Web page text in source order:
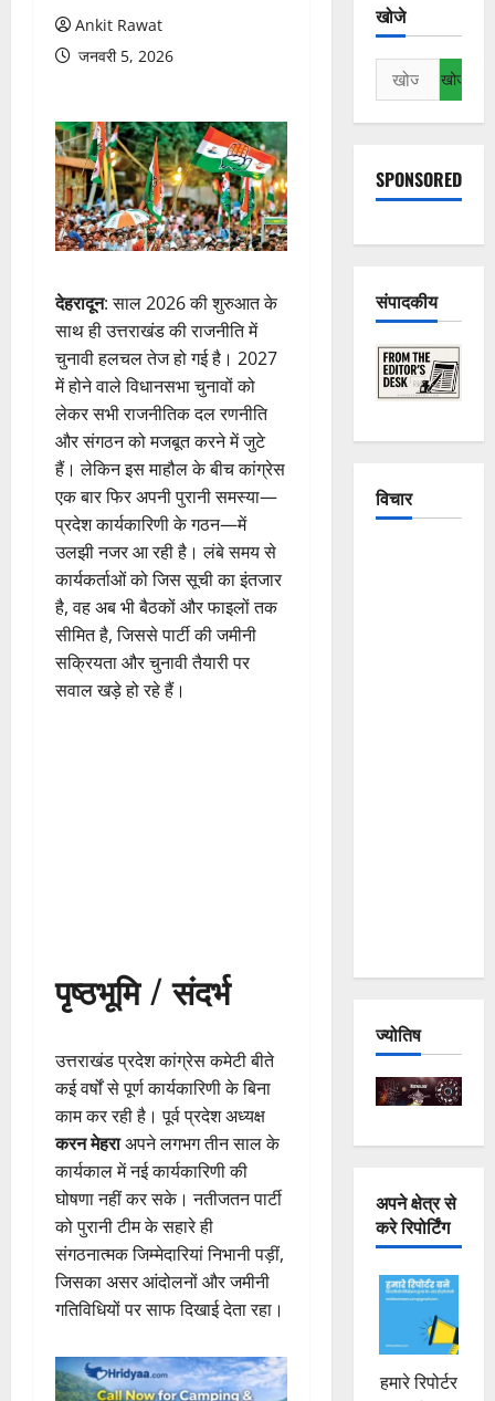
Ankit Rawat
जनवरी 5, 2026
देहरादून: साल 2026 की शुरुआत के
साथ ही उत्तराखंड की राजनीति में
चुनावी हलचल तेज हो गई है। 2027
में होने वाले विधानसभा चुनावों को
लेकर सभी राजनीतिक दल रणनीति
और संगठन को मजबूत करने में जुटे
हैं। लेकिन इस माहौल के बीच कांग्रेस
एक बार फिर अपनी पुरानी समस्या—
प्रदेश कार्यकारिणी के गठन—में
उलझी नजर आ रही है। लंबे समय से
कार्यकर्ताओं को जिस सूची का इंतजार
है, वह अब भी बैठकों और फाइलों तक
सीमित है, जिससे पार्टी की जमीनी
सक्रियता और चुनावी तैयारी पर
सवाल खड़े हो रहे हैं।
पृष्ठभूमि / संदर्भ
उत्तराखंड प्रदेश कांग्रेस कमेटी बीते
कई वर्षों से पूर्ण कार्यकारिणी के बिना
काम कर रही है। पूर्व प्रदेश अध्यक्ष
करन मेहराअपने लगभग तीन साल के
कार्यकाल में नई कार्यकारिणी की
घोषणा नहीं कर सके। नतीजतन पार्टी
को पुरानी टीम के सहारे ही
संगठनात्मक जिम्मेदारियां निभानी पड़ीं,
जिसका असर आंदोलनों और जमीनी
गतिविधियों पर साफ दिखाई देता रहा।
खोजे
निम्न
को
खोजें:
SPONSORED
संपादकीय
विचार
ज्योतिष
अपने क्षेत्र से
करे रिपोर्टिंग
हमारे रिपोर्टर